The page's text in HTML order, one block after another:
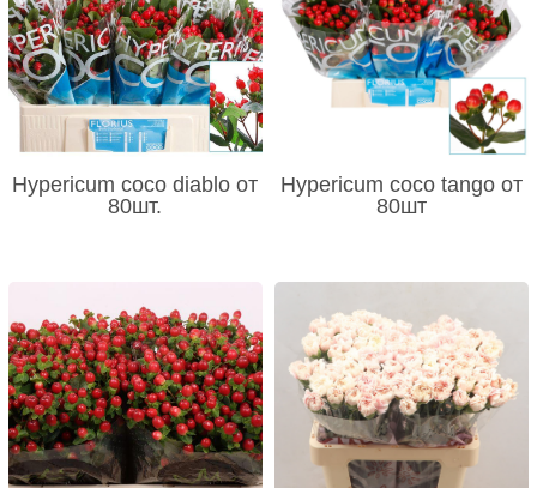
Hypericum coco diablo от
80шт.
Hypericum coco tango от
80шт